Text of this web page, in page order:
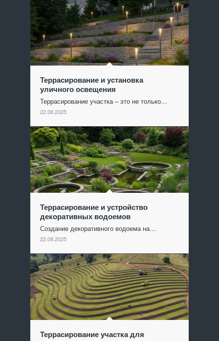
Террасирование и установка
уличного освещения
Террасирование участка – это не только…
22.08.2025
Террасирование и устройство
декоративных водоемов
Создание декоративного водоема на…
22.08.2025
Террасирование участка для